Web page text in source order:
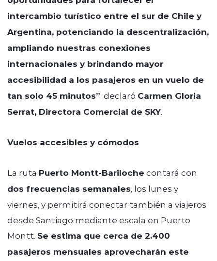
intercambio turístico entre el sur de Chile y
Argentina, potenciando la descentralización,
ampliando nuestras conexiones
internacionales y brindando mayor
accesibilidad a los pasajeros en un vuelo de
tan solo 45 minutos”, declaró Carmen Gloria
Serrat, Directora Comercial de SKY.
Vuelos accesibles y cómodos
La ruta Puerto Montt-Bariloche contará con
dos frecuencias semanales, los lunes y
viernes, y permitirá conectar también a viajeros
desde Santiago mediante escala en Puerto
Montt. Se estima que cerca de 2.400
pasajeros mensuales aprovecharán este